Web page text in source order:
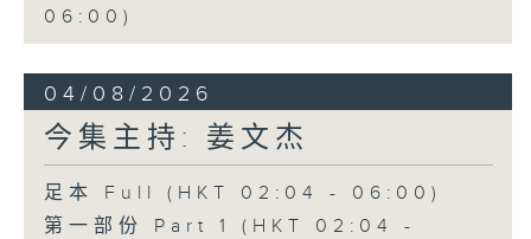
06:00)
04/08/2026
今集主持: 姜文杰
足本 Full (HKT 02:04 - 06:00)
第一部份 Part 1 (HKT 02:04 -